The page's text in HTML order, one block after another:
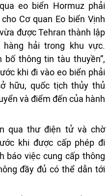
eo biển Hormuz phải
Cơ quan Eo biển Vịnh
được Tehran thành lập
hải trong khu vực.
bố thông tin tàu thuyền”,
khi đi vào eo biển phải
hữu, quốc tịch thủy thủ
và điểm đến của hành
qua thư điện tử và chờ
khi được cấp phép đi
báo việc cung cấp thông
đầy đủ có thể dẫn tới